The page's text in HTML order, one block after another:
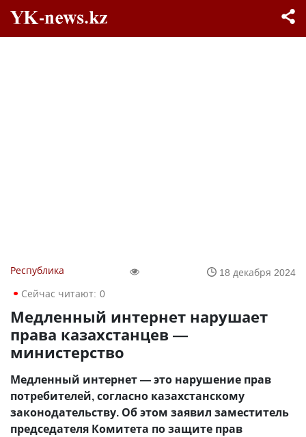
Республика
18 декабря 2024
Сейчас читают: 0
Медленный интернет нарушает
права казахстанцев —
министерство
Медленный интернет — это нарушение прав
потребителей, согласно казахстанскому
законодательству. Об этом заявил заместитель
председателя Комитета по защите прав